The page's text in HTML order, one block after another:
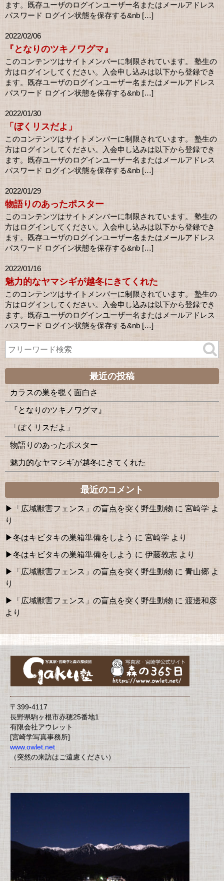
ます。既存ユーザのログインユーザー名またはメールアドレス
パスワード ログイン状態を保存する&nb […]
2022/02/06
『となりのツキノワグマ』
このコンテンツはサイトメンバーに制限されています。 塾生の
方はログインしてください。入会申し込みは以下から登録でき
ます。既存ユーザのログインユーザー名またはメールアドレス
パスワード ログイン状態を保存する&nb […]
2022/01/30
「ぼくリスだよ」
このコンテンツはサイトメンバーに制限されています。 塾生の
方はログインしてください。入会申し込みは以下から登録でき
ます。既存ユーザのログインユーザー名またはメールアドレス
パスワード ログイン状態を保存する&nb […]
2022/01/29
物語りのあったポスター
このコンテンツはサイトメンバーに制限されています。 塾生の
方はログインしてください。入会申し込みは以下から登録でき
ます。既存ユーザのログインユーザー名またはメールアドレス
パスワード ログイン状態を保存する&nb […]
2022/01/16
魅力的なヤマシギが越冬にきてくれた
このコンテンツはサイトメンバーに制限されています。 塾生の
方はログインしてください。入会申し込みは以下から登録でき
ます。既存ユーザのログインユーザー名またはメールアドレス
パスワード ログイン状態を保存する&nb […]
最近の投稿
カラスの巣を覗く面白さ
『となりのツキノワグマ』
「ぼくリスだよ」
物語りのあったポスター
魅力的なヤマシギが越冬にきてくれた
最近のコメント
「広域獣害フェンス」の盲点を突く野生動物 に 宮崎学 よ
り
冬はキビタキの巣箱準備をしよう に 宮崎学 より
冬はキビタキの巣箱準備をしよう に 伊藤敦志 より
「広域獣害フェンス」の盲点を突く野生動物 に 青山郷 よ
り
「広域獣害フェンス」の盲点を突く野生動物 に 渡邊和彦
より
〒399-4117
長野県駒ヶ根市赤穂25番地1
有限会社アウレット
[宮崎学写真事務所]
www.owlet.net
（突然の来訪はご遠慮ください）